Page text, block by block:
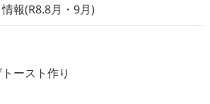
報(R8.8月・9月)
ースト作り